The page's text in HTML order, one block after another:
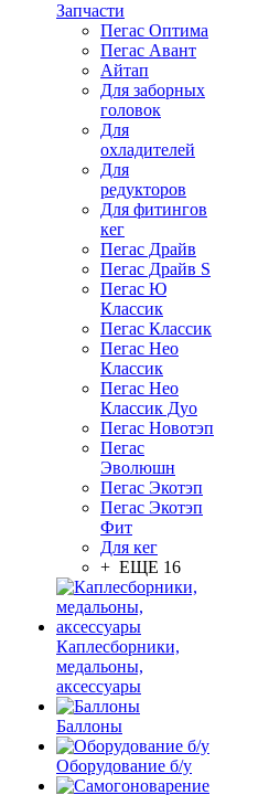
Запчасти
Пегас Оптима
Пегас Авант
Айтап
Для заборных
головок
Для
охладителей
Для
редукторов
Для фитингов
кег
Пегас Драйв
Пегас Драйв S
Пегас Ю
Классик
Пегас Классик
Пегас Нео
Классик
Пегас Нео
Классик Дуо
Пегас Новотэп
Пегас
Эволюшн
Пегас Экотэп
Пегас Экотэп
Фит
Для кег
+ ЕЩЕ 16
Каплесборники,
медальоны,
аксессуары
Баллоны
Оборудование б/у